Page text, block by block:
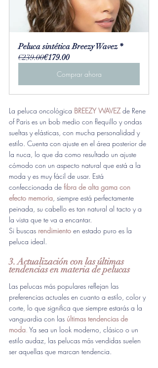
Peluca sintética Breezy Wavez *
€239.00€179.00
Comprar ahora
La peluca oncológica BREEZY WAVEZ de Rene
of Paris es un bob medio con flequillo y ondas
sueltas y elásticas, con mucha personalidad y
estilo. Cuenta con ajuste en el área posterior de
la nuca, lo que da como resultado un ajuste
cómodo con un aspecto natural que está a la
moda y es muy fácil de usar. Está
confeccionada de fibra de alta gama con
efecto memoria, siempre está perfectamente
peinada, su cabello es tan natural al tacto y a
la vista que te va a encantar.
Si buscas rendimiento en estado puro es la
peluca ideal.
3. Actualización con las últimas
tendencias en materia de pelucas
Las pelucas más populares reflejan las
preferencias actuales en cuanto a estilo, color y
corte, lo que significa que siempre estarás a la
vanguardia con las últimas tendencias de
moda. Ya sea un look moderno, clásico o un
estilo audaz, las pelucas más vendidas suelen
ser aquellas que marcan tendencia.